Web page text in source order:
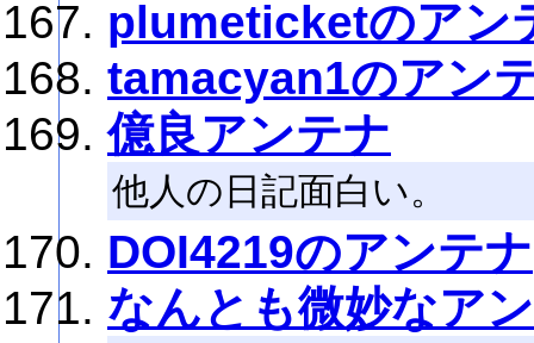
plumeticketのアン
tamacyan1のアン
億良アンテナ
他人の日記面白い。
DOI4219のアンテナ
なんとも微妙なア